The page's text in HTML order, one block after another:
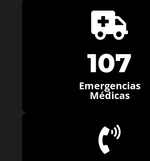

107
Emergencias
Médicas
